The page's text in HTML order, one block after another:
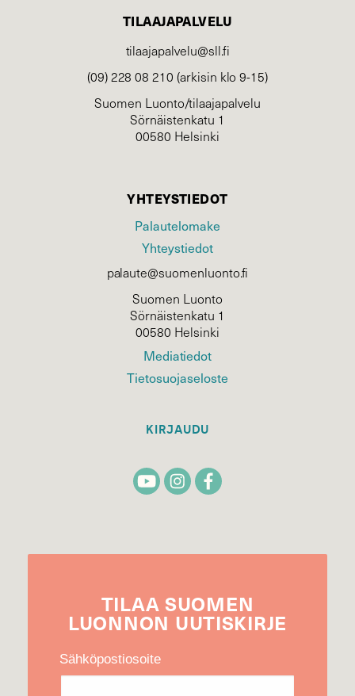
TILAAJAPALVELU
tilaajapalvelu@sll.fi
(09) 228 08 210 (arkisin klo 9-15)
Suomen Luonto/tilaajapalvelu
Sörnäistenkatu 1
00580 Helsinki
YHTEYSTIEDOT
Palautelomake
Yhteystiedot
palaute@suomenluonto.fi
Suomen Luonto
Sörnäistenkatu 1
00580 Helsinki
Mediatiedot
Tietosuojaseloste
KIRJAUDU
TILAA SUOMEN
LUONNON UUTIS­KIRJE
Sähköpostiosoite